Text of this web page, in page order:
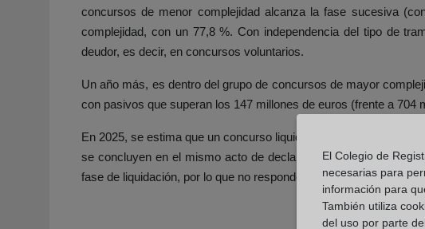
concursos de menor complejidad alcanza la fase sucesiva
complejidad, con un 77,8 %. Con independencia del tipo de
deudor, es decir, en concursos voluntarios.
Un año más, es dentro del grupo de concursos de mayor
con pasivos que superan los 147 millones de euros (frente a
En 2025, se estima que un concurso liquidatorio tarda 182 días
se concluyen en el mismo acto de declaración), la duración
fase de liquidación, por lo que no responde a factores
El Colegio de
necesarias para
información para
También utiliza
del uso por parte